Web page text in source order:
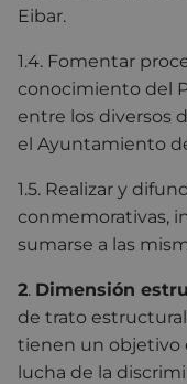
Eibar.
1.4. Fomentar
conocimiento del
entre los diversos
el Ayuntamiento
1.5. Realizar y
conmemorativas,
sumarse a las
2. Dimensión
de trato
tienen un objetivo
lucha de la